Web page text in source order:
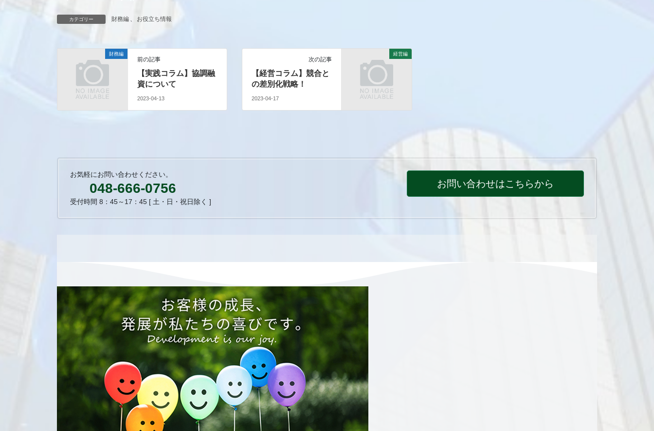
カテゴリー 財務編 、 お役立ち情報
財務編
前の記事
【実践コラム】協調融
資について
2023-04-13
経営編
次の記事
【経営コラム】競合と
の差別化戦略！
2023-04-17
お気軽にお問い合わせください。
048-666-0756
受付時間 8：45～17：45 [ 土・日・祝日除く ]
お問い合わせはこちらから